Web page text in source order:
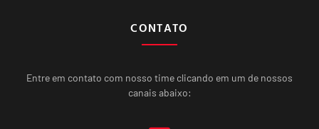
CONTATO
Entre em contato com nosso time clicando em um de nossos
canais abaixo: